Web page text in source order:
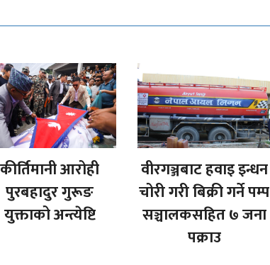
कीर्तिमानी आरोही
पुरबहादुर गुरूङ
युक्ताको अन्त्येष्टि
वीरगञ्जबाट हवाइ इन्धन
चोरी गरी बिक्री गर्ने पम्प
सञ्चालकसहित ७ जना
पक्राउ